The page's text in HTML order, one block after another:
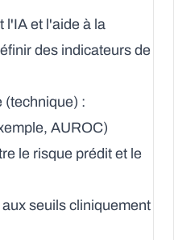
l'IA et l'aide à la
des indicateurs de
(technique) :
AUROC)
le risque prédit et le
seuils cliniquement